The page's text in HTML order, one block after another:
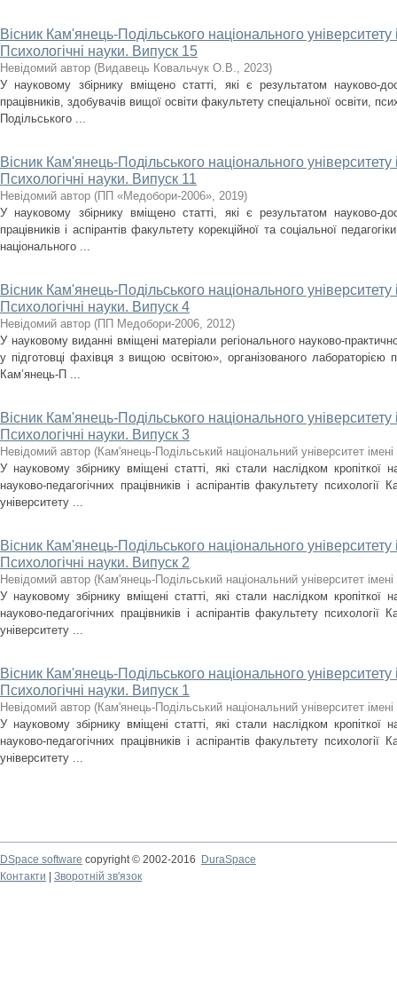
Вісник Кам'янець-Подільського національного університету
Психологічні науки. Випуск 15
Невідомий автор (Видавець Ковальчук О.В., 2023)
У науковому збірнику вміщено статті, які є результатом науково-
працівників, здобувачів вищої освіти факультету спеціальної освіти,
Подільського ...
Вісник Кам'янець-Подільського національного університету
Психологічні науки. Випуск 11
Невідомий автор (ПП «Медобори-2006», 2019)
У науковому збірнику вміщено статті, які є результатом науково-
працівників і аспірантів факультету корекційної та соціальної
національного ...
Вісник Кам'янець-Подільського національного університету
Психологічні науки. Випуск 4
Невідомий автор (ПП Медобори-2006, 2012)
У науковому виданні вміщені матеріали регіонального науково-
у підготовці фахівця з вищою освітою», організованого лабораторією
Кам’янець-П ...
Вісник Кам'янець-Подільського національного університету
Психологічні науки. Випуск 3
Невідомий автор (Кам'янець-Подільський національний університет імені
У науковому збірнику вміщені статті, які стали наслідком кропіткої
науково-педагогічних працівників і аспірантів факультету психології
університету ...
Вісник Кам'янець-Подільського національного університету
Психологічні науки. Випуск 2
Невідомий автор (Кам'янець-Подільський національний університет імені
У науковому збірнику вміщені статті, які стали наслідком кропіткої
науково-педагогічних працівників і аспірантів факультету психології
університету ...
Вісник Кам'янець-Подільського національного університету
Психологічні науки. Випуск 1
Невідомий автор (Кам'янець-Подільський національний університет імені
У науковому збірнику вміщені статті, які стали наслідком кропіткої
науково-педагогічних працівників і аспірантів факультету психології
університету ...
DSpace software copyright © 2002-2016
DuraSpace
Контакти
Зворотній зв'язок